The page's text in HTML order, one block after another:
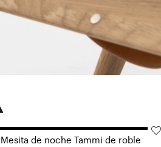
Mesita de noche Tammi de roble